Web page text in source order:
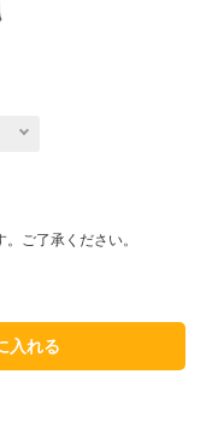
ご了承ください。
入れる